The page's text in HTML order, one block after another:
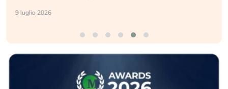
9 luglio 2026